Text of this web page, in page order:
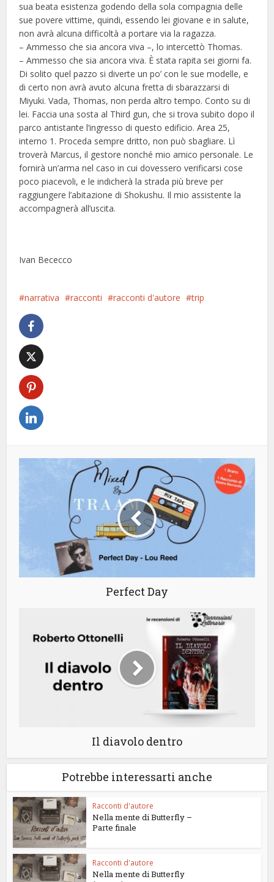
sua beata esistenza godendo della sola compagnia delle
sue povere vittime, quindi, essendo lei giovane e in salute,
non avrà alcuna difficoltà a portare via la ragazza.
– Ammesso che sia ancora viva –, lo intercettò Thomas.
– Ammesso che sia ancora viva. È stata rapita sei giorni fa.
Di solito quel pazzo si diverte un po’ con le sue modelle, e
di certo non avrà avuto alcuna fretta di sbarazzarsi di
Miyuki. Vada, Thomas, non perda altro tempo. Conto su di
lei. Faccia una sosta al Third gun, che si trova subito dopo il
parco antistante l’ingresso di questo edificio. Area 25,
interno 1. Proceda sempre dritto, non può sbagliare. Lì
troverà Marcus, il gestore nonché mio amico personale. Le
fornirà un’arma nel caso in cui dovessero verificarsi cose
poco piacevoli, e le indicherà la strada più breve per
raggiungere l’abitazione di Shokushu. Il mio assistente la
accompagnerà all’uscita.
Ivan Bececco
narrativa racconti racconti d'autore trip
Perfect Day
Il diavolo dentro
Potrebbe interessarti anche
Racconti d'autore
Nella mente di Butterfly –
Parte finale
Racconti d'autore
Nella mente di Butterfly